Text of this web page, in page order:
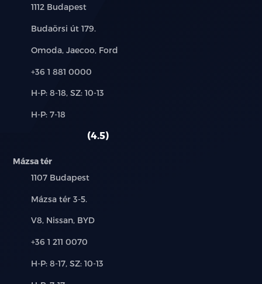
Település:
1112 Budapest
Cím:
Budaörsi út 179.
Márkák:
Omoda, Jaecoo, Ford
Telefon:
+36 1 881 0000
Új-
használt
H-P: 8-18, SZ: 10-13
Alkatrész,
H-P: 7-18
4.5
Mázsa tér
Település:
1107 Budapest
Cím:
Mázsa tér 3-5.
Márkák:
V8, Nissan, BYD
Telefon:
+36 1 211 0070
Új-
H-P: 8-17, SZ: 10-13